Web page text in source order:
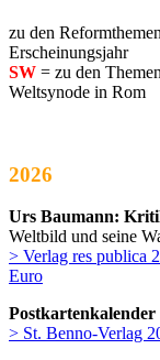
zu den
Erscheinungsjahr
SW = zu den
Weltsynode in Rom
2026
Urs Baumann:
Weltbild und seine
> Verlag res publica
Euro
Postkartenkalender
> St. Benno-Verlag